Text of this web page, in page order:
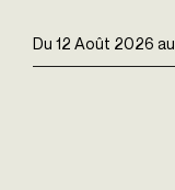
Du 12 Août 2026 au